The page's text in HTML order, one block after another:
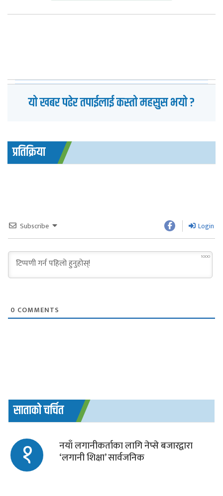
यो खबर पढेर तपाईलाई कस्तो महसुस भयो ?
प्रतिक्रिया
Subscribe Login
1000
0 COMMENTS
साताको चर्चित
१ नयाँ लगानीकर्ताका लागि नेप्से बजारद्वारा
‘लगानी शिक्षा’ सार्वजनिक